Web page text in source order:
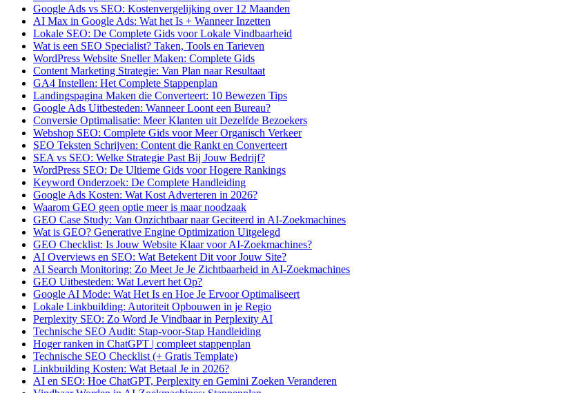
Google Ads vs SEO: Kostenvergelijking over 12 Maanden
AI Max in Google Ads: Wat het Is + Wanneer Inzetten
Lokale SEO: De Complete Gids voor Lokale Vindbaarheid
Wat is een SEO Specialist? Taken, Tools en Tarieven
WordPress Website Sneller Maken: Complete Gids
Content Marketing Strategie: Van Plan naar Resultaat
GA4 Instellen: Het Complete Stappenplan
Landingspagina Maken die Converteert: 10 Bewezen Tips
Google Ads Uitbesteden: Wanneer Loont een Bureau?
Conversie Optimalisatie: Meer Klanten uit Dezelfde Bezoekers
Webshop SEO: Complete Gids voor Meer Organisch Verkeer
SEO Teksten Schrijven: Content die Rankt en Converteert
SEA vs SEO: Welke Strategie Past Bij Jouw Bedrijf?
WordPress SEO: De Ultieme Gids voor Hogere Rankings
Keyword Onderzoek: De Complete Handleiding
Google Ads Kosten: Wat Kost Adverteren in 2026?
Waarom GEO geen optie meer is maar noodzaak
GEO Case Study: Van Onzichtbaar naar Geciteerd in AI-Zoekmachines
Wat is GEO? Generative Engine Optimization Uitgelegd
GEO Checklist: Is Jouw Website Klaar voor AI-Zoekmachines?
AI Overviews en SEO: Wat Betekent Dit voor Jouw Site?
AI Search Monitoring: Zo Meet Je Je Zichtbaarheid in AI-Zoekmachines
GEO Uitbesteden: Wat Levert het Op?
Google AI Mode: Wat Het Is en Hoe Je Ervoor Optimaliseert
Lokale Linkbuilding: Autoriteit Opbouwen in je Regio
Perplexity SEO: Zo Word Je Vindbaar in Perplexity AI
Technische SEO Audit: Stap-voor-Stap Handleiding
Hoger ranken in ChatGPT | compleet stappenplan
Technische SEO Checklist (+ Gratis Template)
Linkbuilding Kosten: Wat Betaal Je in 2026?
AI en SEO: Hoe ChatGPT, Perplexity en Gemini Zoeken Veranderen